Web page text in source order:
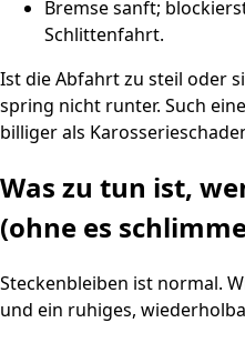
Bremse sanft;
Schlittenfahrt.
Ist die Abfahrt zu steil oder
spring nicht runter. Such
billiger als
Was zu tun ist,
(ohne es
Steckenbleiben ist normal.
und ein ruhiges,